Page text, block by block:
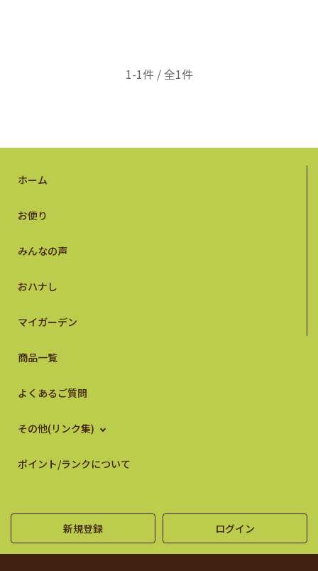
1-1件 / 全1件
ホーム
お便り
みんなの声
おハナし
マイガーデン
商品一覧
よくあるご質問
その他(リンク集)
ポイント/ランクについて
新規登録 ログイン